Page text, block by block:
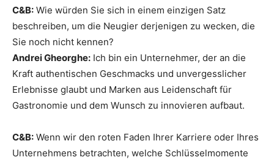
C&B: Wie würden Sie sich in einem einzigen Satz
beschreiben, um die Neugier derjenigen zu wecken, die
Sie noch nicht kennen?
Andrei Gheorghe: Ich bin ein Unternehmer, der an die
Kraft authentischen Geschmacks und unvergesslicher
Erlebnisse glaubt und Marken aus Leidenschaft für
Gastronomie und dem Wunsch zu innovieren aufbaut.
C&B: Wenn wir den roten Faden Ihrer Karriere oder Ihres
Unternehmens betrachten, welche Schlüsselmomente